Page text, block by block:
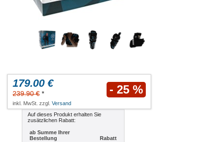
179.00 €
239.90 € * - 25 %
inkl. MwSt. zzgl. Versand
Auf dieses Produkt erhalten Sie
zusätzlichen Rabatt:
ab Summe Ihrer
Bestellung
Rabatt